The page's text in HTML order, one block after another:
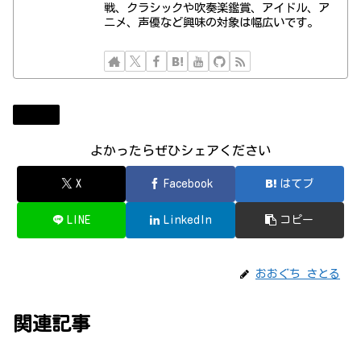
戦、クラシックや吹奏楽鑑賞、アイドル、ア
ニメ、声優など興味の対象は幅広いです。
よかったらぜひシェアください
X Facebook はてブ
LINE LinkedIn コピー
おおぐち さとる
関連記事